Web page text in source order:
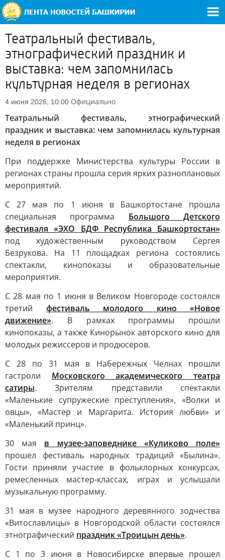
Театральный фестиваль,
этнографический праздник и
выставка: чем запомнилась
культурная неделя в регионах
4 июня 2026, 10:00 Официально
Театральный фестиваль, этнографический
праздник и выставка: чем запомнилась культурная
неделя в регионах
При поддержке Министерства культуры России в
регионах страны прошла серия ярких разноплановых
мероприятий.
С 27 мая по 1 июня в Башкортостане прошла
специальная программа Большого Детского
фестиваля «ЭХО БДФ Республика Башкортостан»
под художественным руководством Сергея
Безрукова. На 11 площадках региона состоялись
спектакли, кинопоказы и образовательные
мероприятия.
С 28 мая по 1 июня в Великом Новгороде состоялся
третий фестиваль молодого кино «Новое
движение». В рамках программы прошли
кинопоказы, а также Кинорынок авторского кино для
молодых режиссеров и продюсеров.
С 28 по 31 мая в Набережных Челнах прошли
гастроли Московского академического театра
сатиры. Зрителям представили спектакли
«Маленькие супружеские преступления», «Волки и
овцы», «Мастер и Маргарита. История любви» и
«Маленький принц».
30 мая в музее-заповеднике «Куликово поле»
прошел фестиваль народных традиций «Былина».
Гости приняли участие в фольклорных конкурсах,
ремесленных мастер-классах, играх и услышали
музыкальную программу.
31 мая в музее народного деревянного зодчества
«Витославлицы» в Новгородской области состоялся
этнографический праздник «Троицын день».
С 1 по 3 июня в Новосибирске впервые прошел